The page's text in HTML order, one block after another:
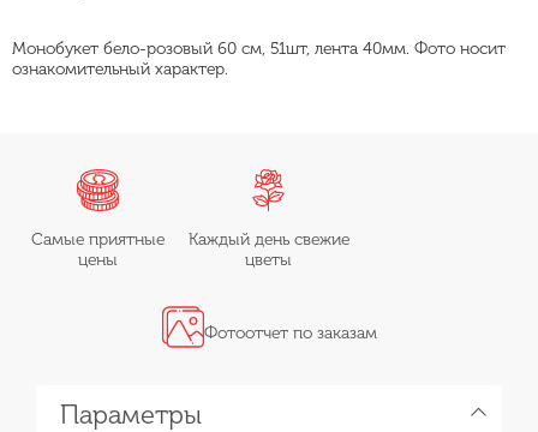
Монобукет бело-розовый 60 см, 51шт, лента 40мм. Фото носит
ознакомительный характер.
Самые приятные
цены
Каждый день свежие
цветы
Фотоотчет по заказам
Параметры